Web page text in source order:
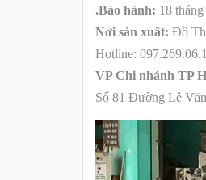
.Bảo hành: 18 tháng
Nơi sản xuât: Đồ
Hotline:
VP Chi nhánh TP
Số 81 Đường Lê